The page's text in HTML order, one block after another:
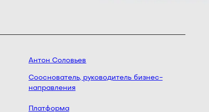
Антон Соловьев
Сооснователь, руководитель бизнес-
направления
Платформа